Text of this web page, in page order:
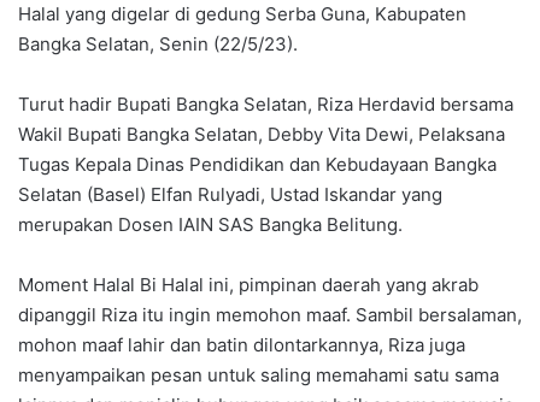
Halal yang digelar di gedung Serba Guna, Kabupaten
Bangka Selatan, Senin (22/5/23).
Turut hadir Bupati Bangka Selatan, Riza Herdavid bersama
Wakil Bupati Bangka Selatan, Debby Vita Dewi, Pelaksana
Tugas Kepala Dinas Pendidikan dan Kebudayaan Bangka
Selatan (Basel) Elfan Rulyadi, Ustad Iskandar yang
merupakan Dosen IAIN SAS Bangka Belitung.
Moment Halal Bi Halal ini, pimpinan daerah yang akrab
dipanggil Riza itu ingin memohon maaf. Sambil bersalaman,
mohon maaf lahir dan batin dilontarkannya, Riza juga
menyampaikan pesan untuk saling memahami satu sama